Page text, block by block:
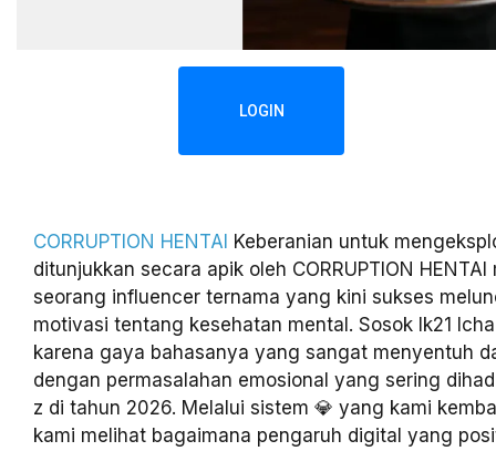
LOGIN
CORRUPTION HENTAI Keberanian untuk
ditunjukkan secara apik oleh CORRUPTION
seorang influencer ternama yang kini sukses
motivasi tentang kesehatan mental. Sosok lk21
karena gaya bahasanya yang sangat menyentuh
dengan permasalahan emosional yang sering
z di tahun 2026. Melalui sistem 💎 yang kami
kami melihat bagaimana pengaruh digital yang